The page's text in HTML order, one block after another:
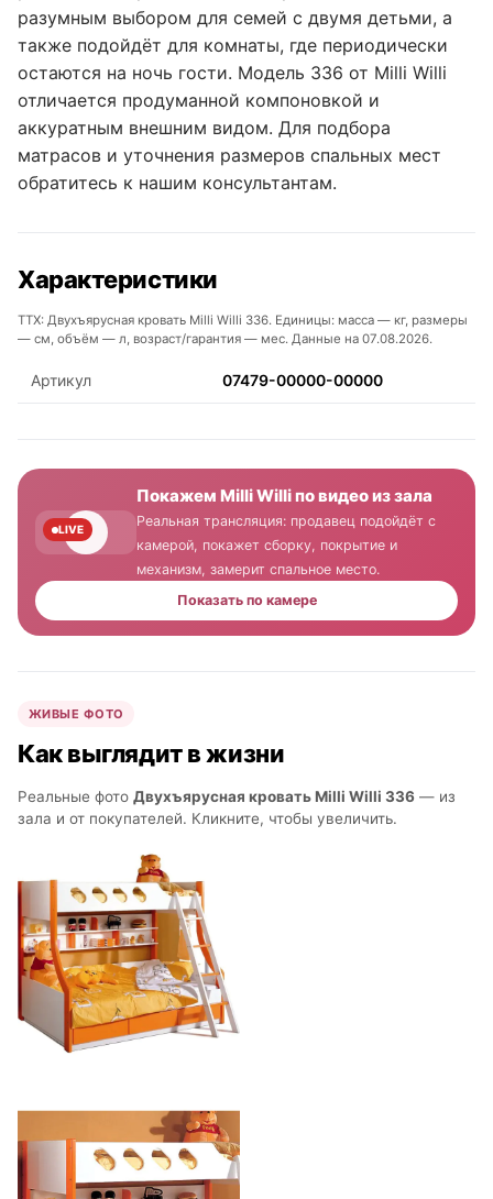
разумным выбором для семей с двумя детьми, а
также подойдёт для комнаты, где периодически
остаются на ночь гости. Модель 336 от Milli Willi
отличается продуманной компоновкой и
аккуратным внешним видом. Для подбора
матрасов и уточнения размеров спальных мест
обратитесь к нашим консультантам.
Характеристики
ТТХ: Двухъярусная кровать Milli Willi 336. Единицы: масса — кг, размеры
— см, объём — л, возраст/гарантия — мес. Данные на 07.08.2026.
Артикул 07479-00000-00000
LIVE
Покажем Milli Willi по видео из зала
Реальная трансляция: продавец подойдёт с
камерой, покажет сборку, покрытие и
механизм, замерит спальное место.
Показать по камере
ЖИВЫЕ ФОТО
Как выглядит в жизни
Реальные фото Двухъярусная кровать Milli Willi 336 — из
зала и от покупателей. Кликните, чтобы увеличить.